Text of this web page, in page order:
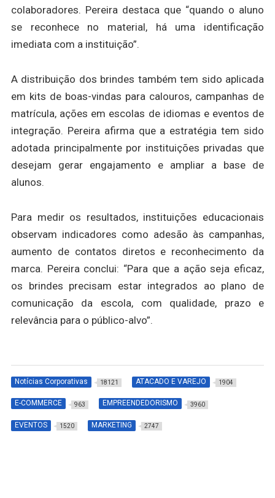
colaboradores. Pereira destaca que “quando o aluno
se reconhece no material, há uma identificação
imediata com a instituição”.
A distribuição dos brindes também tem sido aplicada
em kits de boas-vindas para calouros, campanhas de
matrícula, ações em escolas de idiomas e eventos de
integração. Pereira afirma que a estratégia tem sido
adotada principalmente por instituições privadas que
desejam gerar engajamento e ampliar a base de
alunos.
Para medir os resultados, instituições educacionais
observam indicadores como adesão às campanhas,
aumento de contatos diretos e reconhecimento da
marca. Pereira conclui: “Para que a ação seja eficaz,
os brindes precisam estar integrados ao plano de
comunicação da escola, com qualidade, prazo e
relevância para o público-alvo”.
Notícias Corporativas 18121 ATACADO E VAREJO 1904
E-COMMERCE 963 EMPREENDEDORISMO 3960
EVENTOS 1520 MARKETING 2747